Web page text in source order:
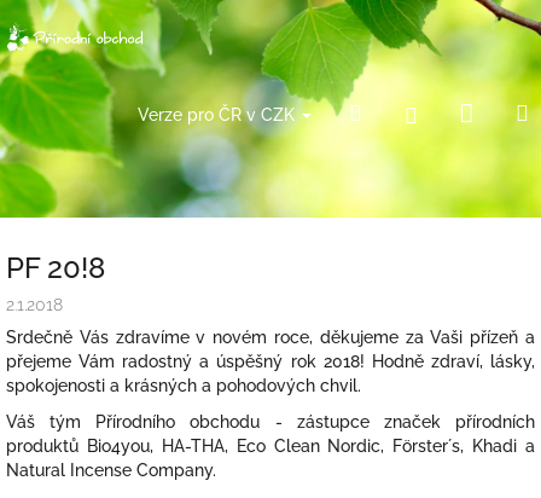
Přejít
na
obsah
Verze pro ČR v CZK Hledat Přihlášení
košík
PF 20!8
2.1.2018
Srdečně Vás zdravíme v novém roce, děkujeme za Vaši přízeň a
přejeme Vám radostný a úspěšný rok 2018! Hodně zdraví, lásky,
spokojenosti a krásných a pohodových chvil.
Váš tým Přírodního obchodu - zástupce značek přírodních
produktů Bio4you, HA-THA, Eco Clean Nordic, Förster´s, Khadi a
Natural Incense Company.